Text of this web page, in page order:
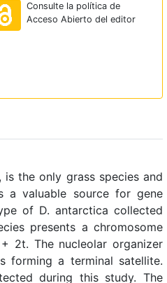
Consulte la política de
Acceso Abierto del editor
is the only grass species and
valuable source for gene
of D. antarctica collected
presents a chromosome
2t. The nucleolar organizer
forming a terminal satellite.
during this study. The